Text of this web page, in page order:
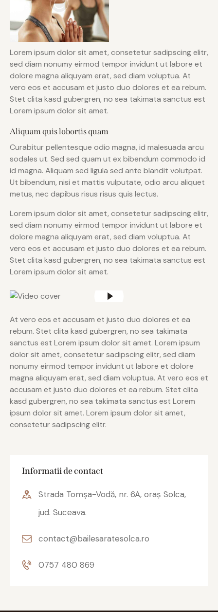
Lorem ipsum dolor sit amet, consetetur sadipscing elitr,
sed diam nonumy eirmod tempor invidunt ut labore et
dolore magna aliquyam erat, sed diam voluptua. At
vero eos et accusam et justo duo dolores et ea rebum.
Stet clita kasd gubergren, no sea takimata sanctus est
Lorem ipsum dolor sit amet.
Aliquam quis lobortis quam
Curabitur pellentesque odio magna, id malesuada arcu
sodales ut. Sed sed quam ut ex bibendum commodo id
id magna. Aliquam sed ligula sed ante blandit volutpat.
Ut bibendum, nisi et mattis vulputate, odio arcu aliquet
metus, nec dapibus risus risus quis lectus.
Lorem ipsum dolor sit amet, consetetur sadipscing elitr,
sed diam nonumy eirmod tempor invidunt ut labore et
dolore magna aliquyam erat, sed diam voluptua. At
vero eos et accusam et justo duo dolores et ea rebum.
Stet clita kasd gubergren, no sea takimata sanctus est
Lorem ipsum dolor sit amet.
At vero eos et accusam et justo duo dolores et ea
rebum. Stet clita kasd gubergren, no sea takimata
sanctus est Lorem ipsum dolor sit amet. Lorem ipsum
dolor sit amet, consetetur sadipscing elitr, sed diam
nonumy eirmod tempor invidunt ut labore et dolore
magna aliquyam erat, sed diam voluptua. At vero eos et
accusam et justo duo dolores et ea rebum. Stet clita
kasd gubergren, no sea takimata sanctus est Lorem
ipsum dolor sit amet. Lorem ipsum dolor sit amet,
consetetur sadipscing elitr.
Informatii de contact
Strada Tomșa-Vodă, nr. 6A, oraș Solca,
jud. Suceava.
contact@bailesaratesolca.ro
0757 480 869